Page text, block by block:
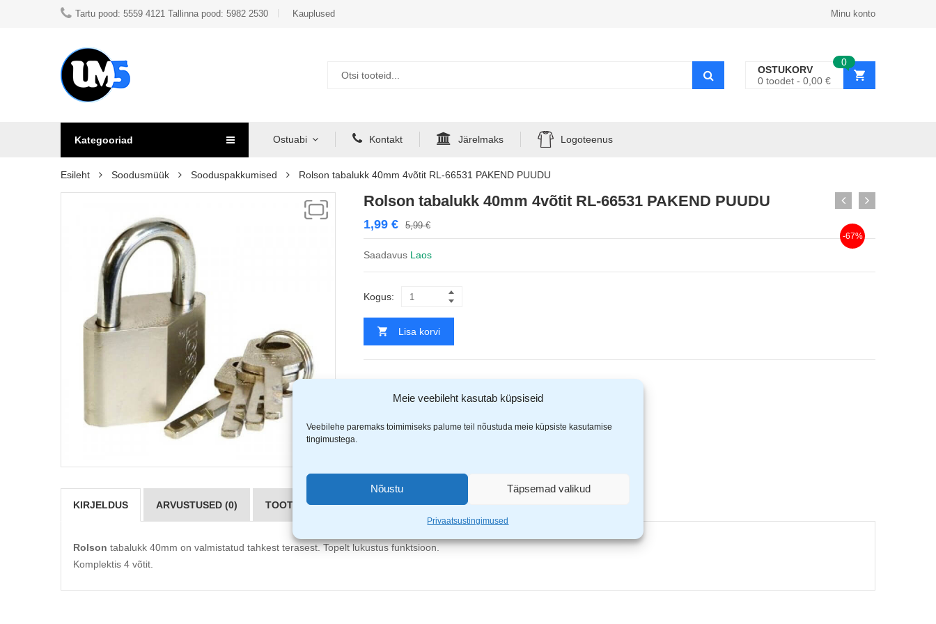
Meie veebileht kasutab küpsiseid
Veebilehe paremaks toimimiseks palume teil nõustuda meie küpsiste kasutamise
tingimustega.
Nõustu Täpsemad valikud
Privaatsustingimused
Tartu pood: 5559 4121 Tallinna pood: 5982 2530 Kauplused Minu konto
0
OSTUKORV
0 toodet 0,00 €
Kategooriad Ostuabi Kontakt Järelmaks Logoteenus
Esileht Soodusmüük Sooduspakkumised Rolson tabalukk 40mm 4võtit RL-66531 PAKEND PUUDU
Rolson tabalukk 40mm 4võtit RL-66531 PAKEND PUUDU
5,99€
1,99 €
-67%
Saadavus Laos
Kogus:
Lisa korvi
Kategooriad Pakendiveaga tooted,Sooduspakkumised
KIRJELDUS ARVUSTUSED (0) TOOTJAD (1)
Rolson tabalukk 40mm on valmistatud tahkest terasest. Topelt lukustus funktsioon.
Komplektis 4 võtit.